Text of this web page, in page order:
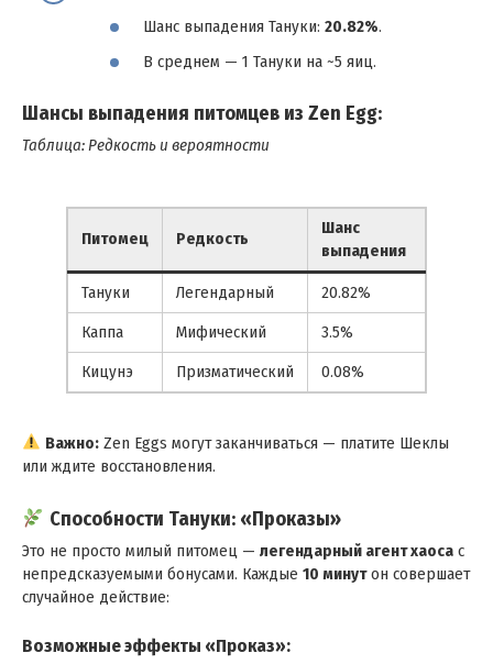
Шанс выпадения Тануки: 20.82%.
В среднем — 1 Тануки на ~5 яиц.
Шансы выпадения питомцев из Zen Egg:
Таблица: Редкость и вероятности
Питомец Редкость
Шанс
выпадения
Тануки Легендарный
20.82%
Каппа
Мифический
3.5%
Кицунэ
Призматический 0.08%
Важно: Zen Eggs могут заканчиваться — платите Шеклы
или ждите восстановления.
Способности Тануки: «Проказы»
Это не просто милый питомец — легендарный агент хаоса с
непредсказуемыми бонусами. Каждые 10 минутон совершает
случайное действие:
Возможные эффекты «Проказ»: